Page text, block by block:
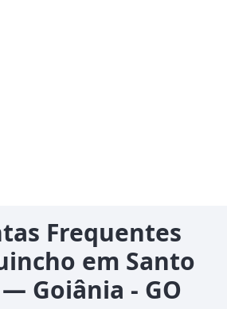
Frequentes
em Santo
Goiânia - GO